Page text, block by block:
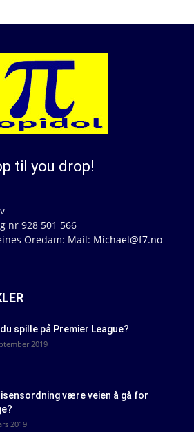
til you drop!
nr 928 501 566
Oredam: Mail: Michael@f7.no
spille på Premier League?
2019
være veien å gå for
2019